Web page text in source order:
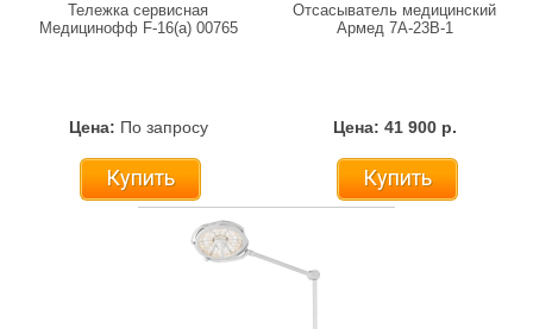
Тележка сервисная
Медицинофф F-16(a) 00765
Цена: По запросу
Купить
Отсасыватель медицинский
Армед 7A-23B-1
Цена: 41 900 р.
Купить